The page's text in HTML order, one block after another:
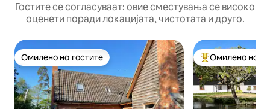
Гостите се согласуваат: овие сместувања се високо
оценети поради локацијата, чистотата и друго.
Омилено на гостите
Омилено на гостите Меѓу
Омилено на